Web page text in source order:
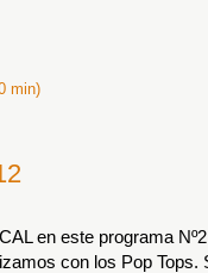
min)
en este programa
con los Pop Tops.